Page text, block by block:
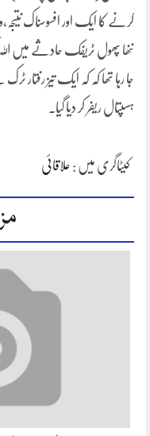
کرنے کا ایک اور افسوسناک
ننھا پھول ٹریفک حادثے میں اللہ
جا رہا تھا کہ کہ ایک تیز رفتار
ہسپتال ریفر کر دیا گیا۔
کیٹاگری میں : علاقائی